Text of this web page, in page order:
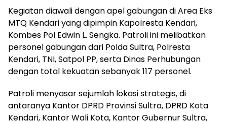
Kegiatan diawali dengan apel gabungan di Area Eks
MTQ Kendari yang dipimpin Kapolresta Kendari,
Kombes Pol Edwin L. Sengka. Patroli ini melibatkan
personel gabungan dari Polda Sultra, Polresta
Kendari, TNI, Satpol PP, serta Dinas Perhubungan
dengan total kekuatan sebanyak 117 personel.
Patroli menyasar sejumlah lokasi strategis, di
antaranya Kantor DPRD Provinsi Sultra, DPRD Kota
Kendari, Kantor Wali Kota, Kantor Gubernur Sultra,